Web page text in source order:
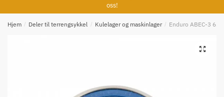
oss!
Hjem / Deler til terrengsykkel / Kulelager og maskinlager / Enduro ABEC-3
🔍